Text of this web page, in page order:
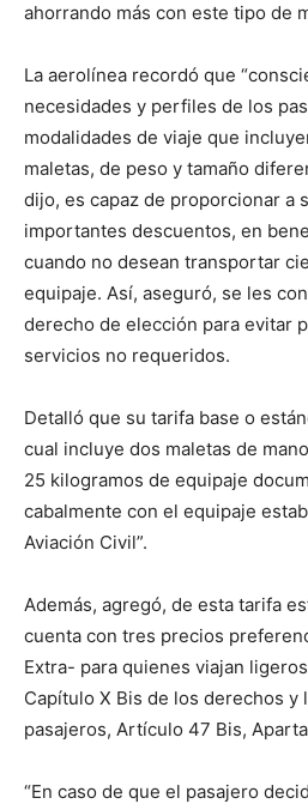
ahorrando más con este tipo de
La aerolínea recordó que
necesidades y perfiles de los
modalidades de viaje que
maletas, de peso y tamaño
dijo, es capaz de proporcionar a
importantes descuentos, en
cuando no desean transportar
equipaje. Así, aseguró, se les
derecho de elección para evitar
servicios no requeridos.
Detalló que su tarifa base o
cual incluye dos maletas de
25 kilogramos de equipaje
cabalmente con el equipaje
Aviación Civil”.
Además, agregó, de esta tarifa
cuenta con tres precios
Extra- para quienes viajan
Capítulo X Bis de los derechos y
pasajeros, Artículo 47 Bis,
“En caso de que el pasajero